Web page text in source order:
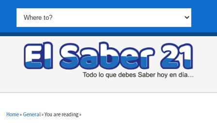
Home» General » You are reading »